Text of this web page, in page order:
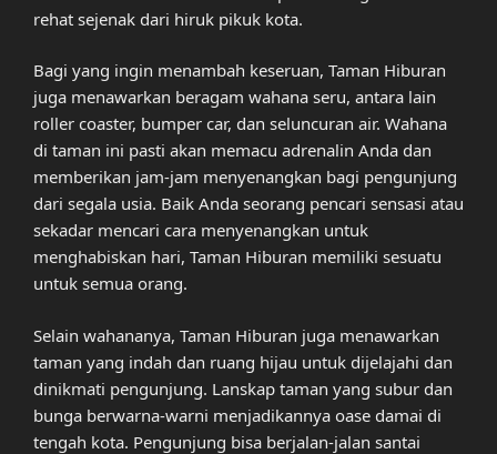
rehat sejenak dari hiruk pikuk kota.
Bagi yang ingin menambah keseruan, Taman Hiburan
juga menawarkan beragam wahana seru, antara lain
roller coaster, bumper car, dan seluncuran air. Wahana
di taman ini pasti akan memacu adrenalin Anda dan
memberikan jam-jam menyenangkan bagi pengunjung
dari segala usia. Baik Anda seorang pencari sensasi atau
sekadar mencari cara menyenangkan untuk
menghabiskan hari, Taman Hiburan memiliki sesuatu
untuk semua orang.
Selain wahananya, Taman Hiburan juga menawarkan
taman yang indah dan ruang hijau untuk dijelajahi dan
dinikmati pengunjung. Lanskap taman yang subur dan
bunga berwarna-warni menjadikannya oase damai di
tengah kota. Pengunjung bisa berjalan-jalan santai